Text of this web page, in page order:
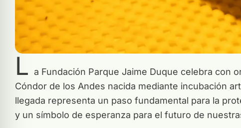
L a Fundación Parque Jaime Duque celebra con
Cóndor de los Andes nacida mediante incubación
llegada representa un paso fundamental para la
y un símbolo de esperanza para el futuro de